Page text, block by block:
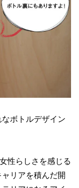
ボトルデザイン
性らしさを感じる
リアを積んだ開